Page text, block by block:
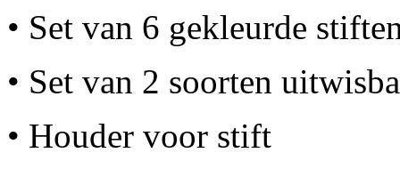
• Set van 6 gekleurde
• Set van 2 soorten
• Houder voor stift